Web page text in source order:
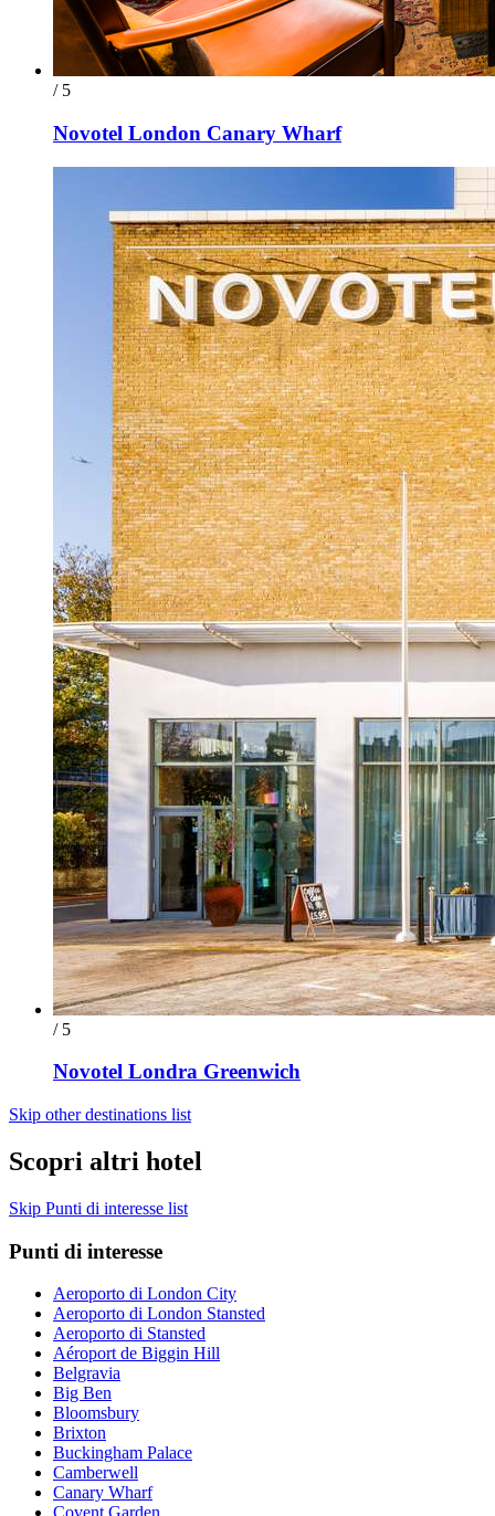
/ 5
Novotel London Canary Wharf
/ 5
Novotel Londra Greenwich
Skip other destinations list
Scopri altri hotel
Skip Punti di interesse list
Punti di interesse
Aeroporto di London City
Aeroporto di London Stansted
Aeroporto di Stansted
Aéroport de Biggin Hill
Belgravia
Big Ben
Bloomsbury
Brixton
Buckingham Palace
Camberwell
Canary Wharf